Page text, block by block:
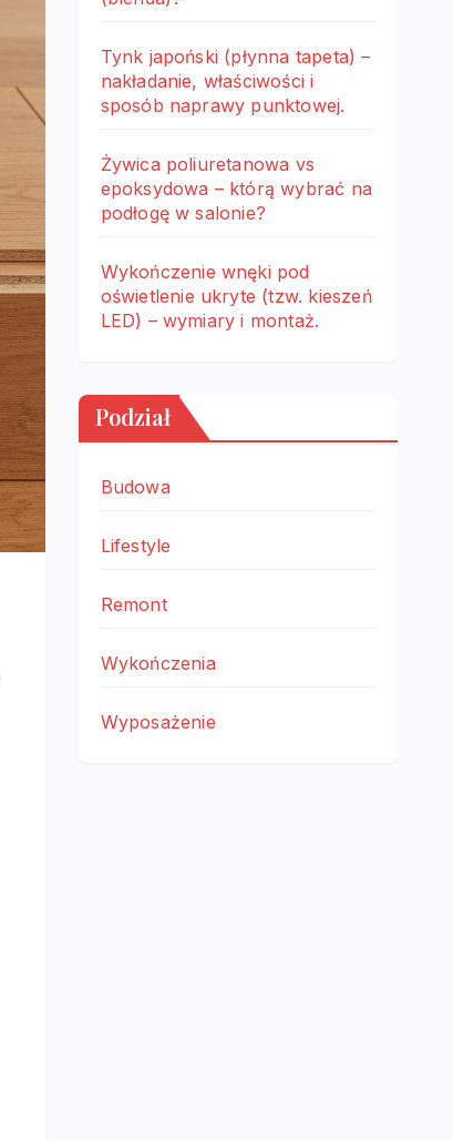
Tynk japoński (płynna tapeta) –
nakładanie, właściwości i
sposób naprawy punktowej.
Żywica poliuretanowa vs
epoksydowa – którą wybrać na
podłogę w salonie?
Wykończenie wnęki pod
oświetlenie ukryte (tzw. kieszeń
LED) – wymiary i montaż.
Podział
Budowa
Lifestyle
Remont
Wykończenia
Wyposażenie